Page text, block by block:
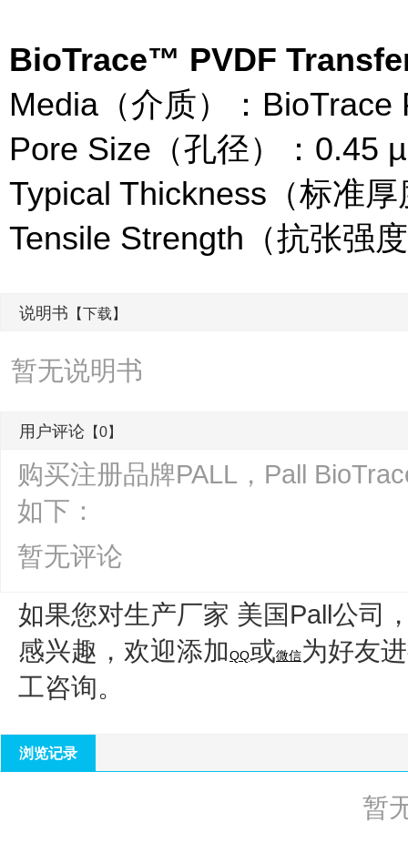
BioTrace™ PVDF
Media（介质）：
Pore Size（孔径）：0.45
Typical Thickness（标准
Tensile Strength（抗张强
说明书 【下载】
暂无说明书
用户评论 【0】
购买注册品牌PALL，Pall
如下：
暂无评论
如果您对生产厂家 美国Pall公司
感兴趣，欢迎添加QQ或微信为好友
工咨询。
浏览记录
暂